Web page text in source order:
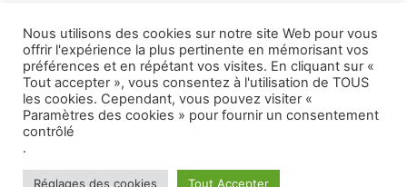
Mentions légales
Tous droits réservés CFE-CGC ADECCO.
Nous utilisons des cookies sur notre site Web pour vous
offrir l'expérience la plus pertinente en mémorisant vos
préférences et en répétant vos visites. En cliquant sur «
Tout accepter », vous consentez à l'utilisation de TOUS
les cookies. Cependant, vous pouvez visiter «
Paramètres des cookies » pour fournir un consentement
contrôlé
.
Réglages des cookies Tout Accepter